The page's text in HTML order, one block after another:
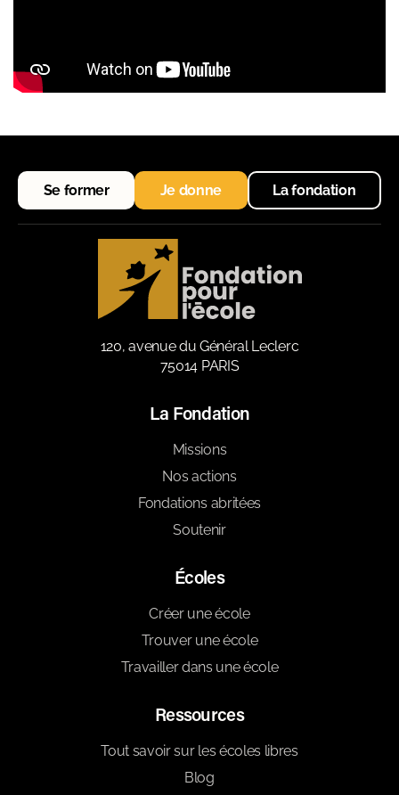
Se former Je donne La fondation
120, avenue du Général Leclerc
75014 PARIS
La Fondation
Missions
Nos actions
Fondations abritées
Soutenir
Écoles
Créer une école
Trouver une école
Travailler dans une école
Ressources
Tout savoir sur les écoles libres
Blog